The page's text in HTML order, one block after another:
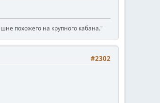
похожего на крупного кабана."
#2302